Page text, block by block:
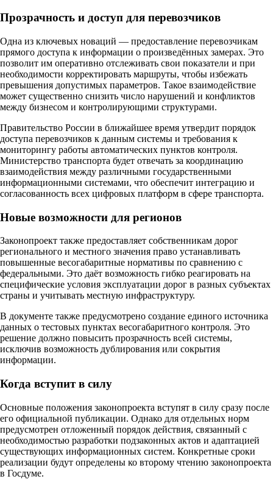
Прозрачность и доступ для перевозчиков
Одна из ключевых новаций — предоставление перевозчикам
прямого доступа к информации о произведённых замерах. Это
позволит им оперативно отслеживать свои показатели и при
необходимости корректировать маршруты, чтобы избежать
превышения допустимых параметров. Такое взаимодействие
может существенно снизить число нарушений и конфликтов
между бизнесом и контролирующими структурами.
Правительство России в ближайшее время утвердит порядок
доступа перевозчиков к данным системы и требования к
мониторингу работы автоматических пунктов контроля.
Министерство транспорта будет отвечать за координацию
взаимодействия между различными государственными
информационными системами, что обеспечит интеграцию и
согласованность всех цифровых платформ в сфере транспорта.
Новые возможности для регионов
Законопроект также предоставляет собственникам дорог
регионального и местного значения право устанавливать
повышенные весогабаритные нормативы по сравнению с
федеральными. Это даёт возможность гибко реагировать на
специфические условия эксплуатации дорог в разных субъектах
страны и учитывать местную инфраструктуру.
В документе также предусмотрено создание единого источника
данных о тестовых пунктах весогабаритного контроля. Это
решение должно повысить прозрачность всей системы,
исключив возможность дублирования или сокрытия
информации.
Когда вступит в силу
Основные положения законопроекта вступят в силу сразу после
его официальной публикации. Однако для отдельных норм
предусмотрен отложенный порядок действия, связанный с
необходимостью разработки подзаконных актов и адаптацией
существующих информационных систем. Конкретные сроки
реализации будут определены ко второму чтению законопроекта
в Госдуме.